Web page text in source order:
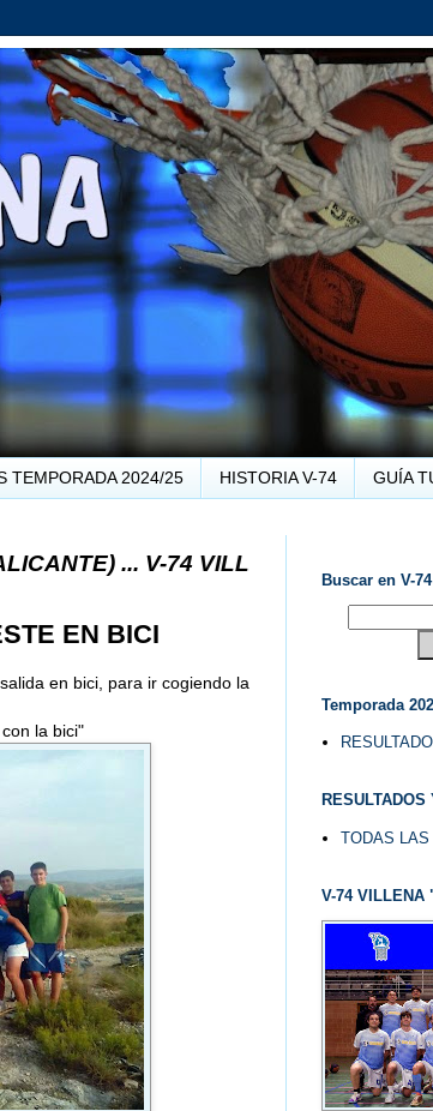
TEMPORADA 2024/25 HISTORIA V-74 GUÍA
V-74 VILLENA DESDE 1.974 ... EL
EN BICI
en bici, para ir cogiendo la
la bici"
Buscar en V-
Temporada
TODAS LAS
V-74 VILLENA